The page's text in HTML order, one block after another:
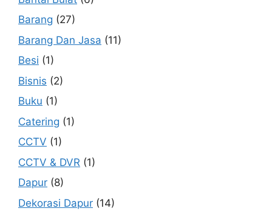
Barang (27)
Barang Dan Jasa (11)
Besi (1)
Bisnis (2)
Buku (1)
Catering (1)
CCTV (1)
CCTV & DVR (1)
Dapur (8)
Dekorasi Dapur (14)